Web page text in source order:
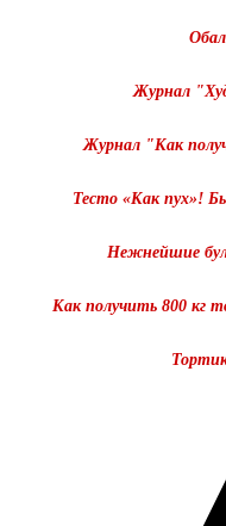
Журнал
Журнал "Как
Тесто «Как пух»!
Нежнейшие
Как получить 800 кг